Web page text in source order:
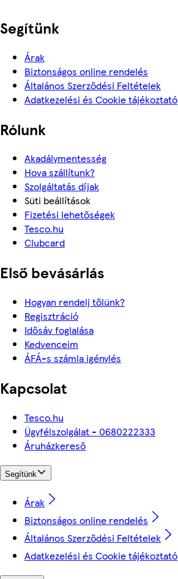
Segítünk
Árak
Biztonságos online rendelés
Általános Szerződési Feltételek
Adatkezelési és Cookie tájékoztató
Rólunk
Akadálymentesség
Hova szállítunk?
Szolgáltatás díjak
Süti beállítások
Fizetési lehetőségek
Tesco.hu
Clubcard
Első bevásárlás
Hogyan rendelj tőlünk?
Regisztráció
Idősáv foglalása
Kedvenceim
ÁFÁ-s számla igénylés
Kapcsolat
Tesco.hu
Ügyfélszolgálat - 0680222333
Áruházkereső
Segítünk
Árak
Biztonságos online rendelés
Általános Szerződési Feltételek
Adatkezelési és Cookie tájékoztató